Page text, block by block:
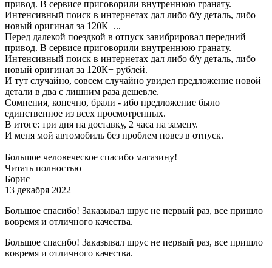
привод. В сервисе приговорили внутреннюю гранату.
Интенсивный поиск в интернетах дал либо б/у деталь, либо
новый оригинал за 120К+...
Перед далекой поездкой в отпуск завибрировал передний
привод. В сервисе приговорили внутреннюю гранату.
Интенсивный поиск в интернетах дал либо б/у деталь, либо
новый оригинал за 120К+ рублей.
И тут случайно, совсем случайно увидел предложение новой
детали в два с лишним раза дешевле.
Сомнения, конечно, брали - ибо предложение было
единственное из всех просмотренных.
В итоге: три дня на доставку, 2 часа на замену.
И меня мой автомобиль без проблем повез в отпуск.
Большое человеческое спасибо магазину!
Читать полностью
Борис
13 декабря 2022
Большое спасибо! Заказывал шрус не первый раз, все пришло
вовремя и отличного качества.
Большое спасибо! Заказывал шрус не первый раз, все пришло
вовремя и отличного качества.